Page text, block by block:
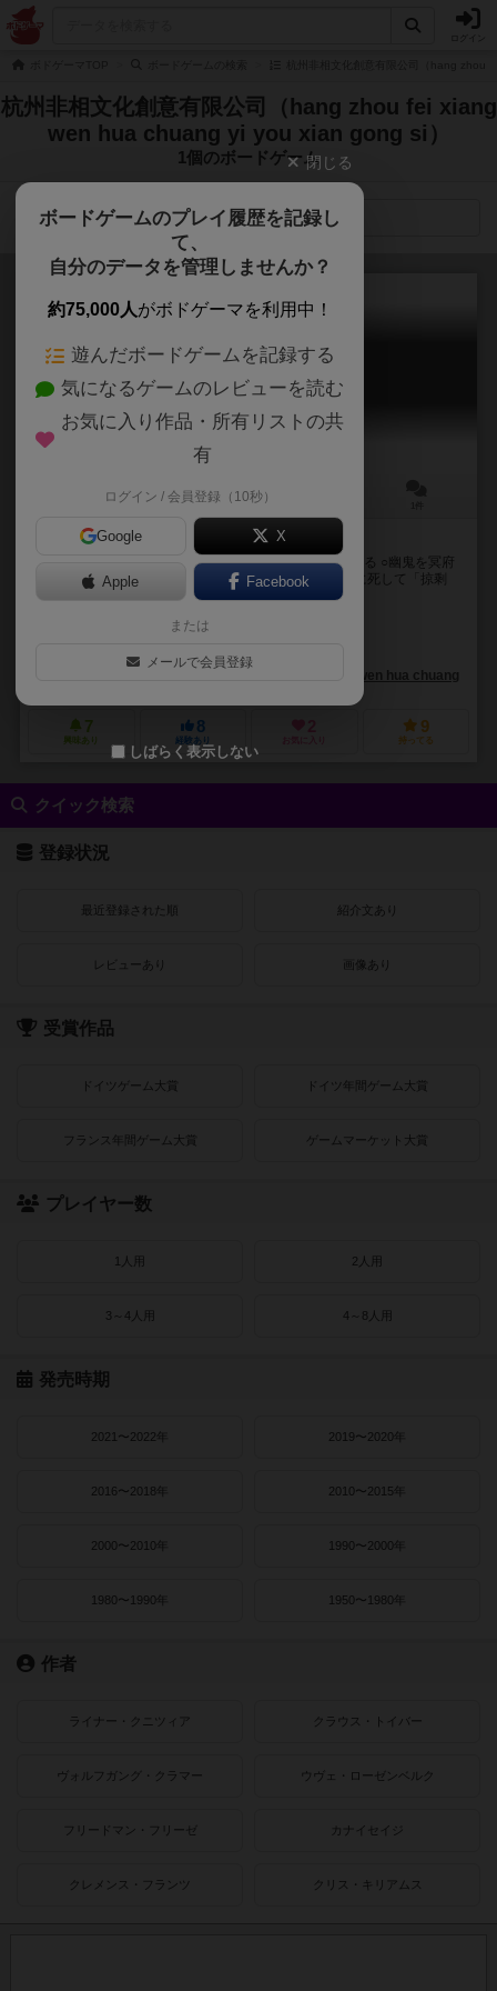
杭州非相文化創意有限公司（hang zhou fei xiang
wen hua chuang yi you xian gong si）
1個のボードゲーム
検索メニュー
阴阳差事录（陰陽差事録）
yin yang chai shi lu
90～120分
怪異溢れる志怪の世界を体験
○中国・魏晋南北朝時代の怪奇譚「志怪書」の世界に浸る ○幽鬼を冥府
へ連れ去る「活阴差」となって幽鬼を捕らえよう ○時に死して「掠剩
使」になってしまうことも…… ○さまざ...
杭州非相文化創意有限公司（hang zhou fei xiang wen hua chuang yi
7
興味あり
8
経験あり お気に入り
9
持ってる
クイック検索
登録状況
最近登録された順 紹介文あり
レビューあり 画像あり
受賞作品
ドイツゲーム大賞 ドイツ年間ゲーム大賞
フランス年間ゲーム大賞 ゲームマーケット大賞
プレイヤー数
1人用 2人用
3～4人用 4～8人用
発売時期
2021〜2022年 2019〜2020年
2016〜2018年 2010〜2015年
2000〜2010年 1990〜2000年
1980〜1990年 1950〜1980年
作者
ライナー・クニツィア クラウス・トイバー
ヴォルフガング・クラマー ウヴェ・ローゼンベルク
フリードマン・フリーゼ カナイセイジ
クレメンス・フランツ クリス・キリアムス
閉じる
ボードゲームのプレイ履歴を記録し
て、
自分のデータを管理しませんか？
約75,000人がボドゲーマを利用中！
遊んだボードゲームを記録する
気になるゲームのレビューを読む
お気に入り作品・所有リストの共
有
ログイン / 会員登録（10秒）
Google X
Apple Facebook
または
メールで会員登録
しばらく表示しない